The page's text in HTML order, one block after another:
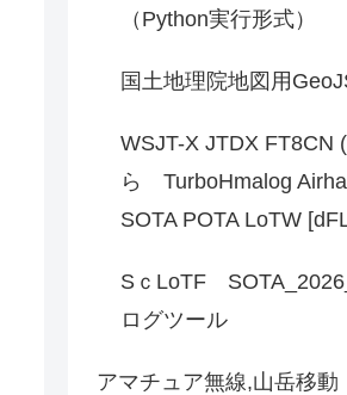
（Python実行形式）
国土地理院地図用
WSJT-X JTDX FT8CN
ら TurboHmalog
SOTA POTA LoTW
SｃLoTF
ログツール
アマチュア無線,山岳移動